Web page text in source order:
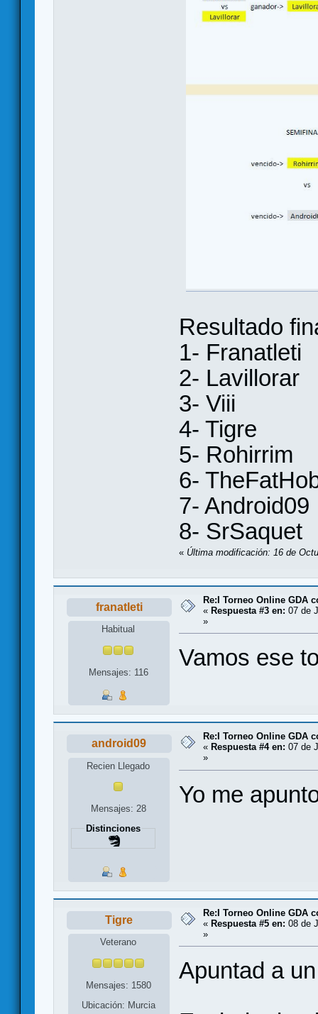
Resultado
1- Franatleti
2- Lavillorar
3- Viii
4- Tigre
5- Rohirrim
6-
7- Android09
8- SrSaquet
« Última modificación: 16 de
franatleti
Habitual
Mensajes: 116
Re:I Torneo Online GDA
« Respuesta #3 en: 07 de
»
Vamos ese
android09
Recien Llegado
Mensajes: 28
Distinciones
Re:I Torneo Online GDA
« Respuesta #4 en: 07 de
»
Yo me
Tigre
Veterano
Mensajes: 1580
Ubicación: Murcia
Re:I Torneo Online GDA
« Respuesta #5 en: 08 de
»
Apuntad a